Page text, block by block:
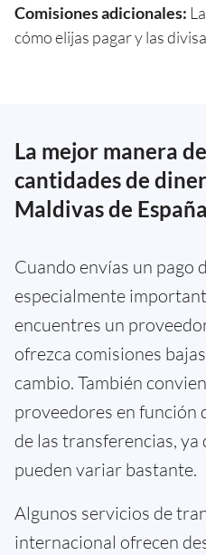
Comisiones adicionales:
cómo elijas pagar y las
La mejor manera
cantidades de
Maldivas de España
Cuando envías un pago
especialmente
encuentres un
ofrezca comisiones
cambio. También
proveedores en función
de las transferencias,
pueden variar bastante.
Algunos servicios de
internacional ofrecen